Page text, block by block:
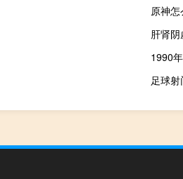
原神
肝肾
1990
足球